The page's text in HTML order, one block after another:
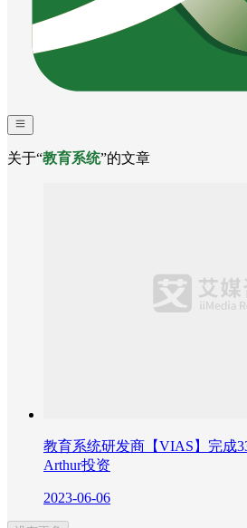
关于“教育系统”的文章
教育系统研发商【VIAS】完成
Arthur投资
2023-06-06